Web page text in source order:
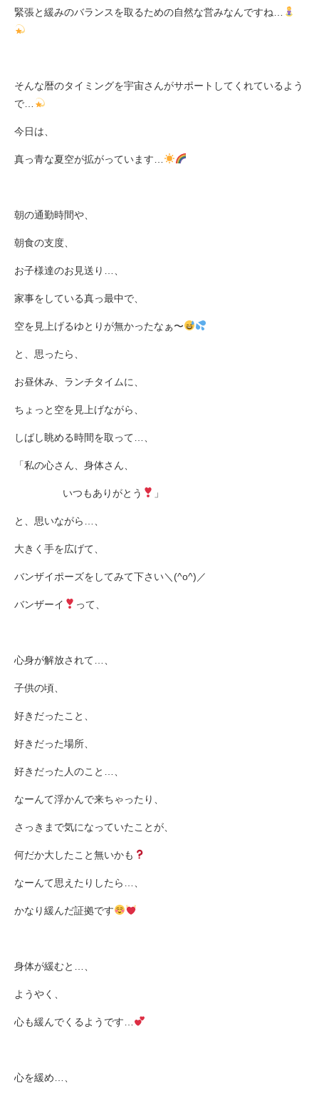
緊張と緩みのバランスを取るための自然な営みなんですね
そんな暦のタイミングを宇宙さんがサポートしてくれているよう
で
今日は、
真っ青な夏空が拡がっています
朝の通勤時間や、
朝食の支度、
お子様達のお見送り
家事をしている真っ最中で、
空を見上げるゆとりが無かったなぁ〜
と、思ったら、
お昼休み、ランチタイムに、
ちょっと空を見上げながら、
しばし眺める時間を取って
「私の心さん、身体さん、
いつもありがとう 」
と、思いながら
大きく手を広げて、
バンザイポーズをしてみて下さい＼ (^o^) ／
バンザーイ って、
心身が解放されて
子供の頃、
好きだったこと、
好きだった場所、
好きだった人のこと
なーんて浮かんで来ちゃったり、
さっきまで気になっていたことが、
何だか大したこと無いかも
なーんて思えたりしたら
かなり緩んだ証拠です
身体が緩むと
ようやく、
心も緩んでくるようです
心を緩め